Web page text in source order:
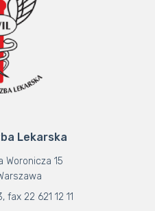
Lekarska
Woronicza 15
fax 22 621 12 11